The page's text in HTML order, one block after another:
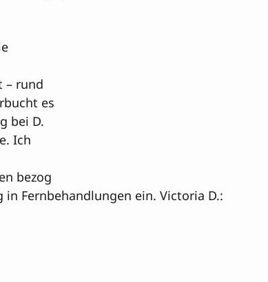
– rund
es
bei D.
Ich
bezog
Fernbehandlungen ein. Victoria D.: